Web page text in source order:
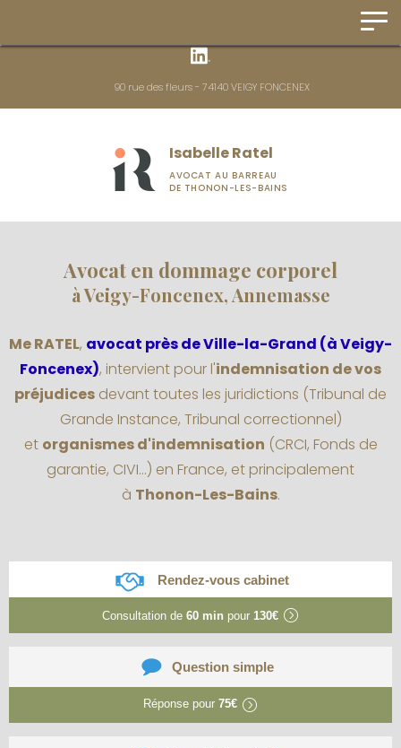
90 rue des fleurs - 74140 VEIGY FONCENEX
Isabelle Ratel
AVOCAT AU BARREAU
DE THONON-LES-BAINS
Avocat en dommage corporel
à Veigy-Foncenex, Annemasse
Me RATEL, avocat près de Ville-la-Grand (à Veigy-
Foncenex), intervient pour l'indemnisation de vos
préjudices devant toutes les juridictions (Tribunal de
Grande Instance, Tribunal correctionnel)
et organismes d'indemnisation (CRCI, Fonds de
garantie, CIVI...) en France, et principalement
à Thonon-Les-Bains.
Rendez-vous cabinet
Consultation de 60 min pour 130€
Question simple
Réponse pour 75€